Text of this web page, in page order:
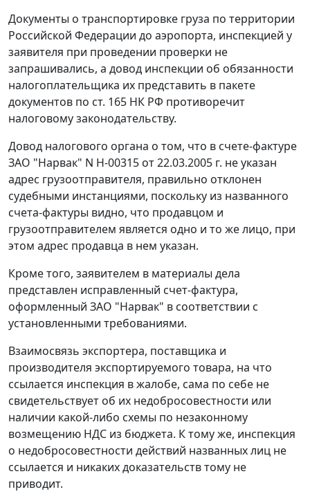
Документы о транспортировке груза по территории
Российской Федерации до аэропорта, инспекцией у
заявителя при проведении проверки не
запрашивались, а довод инспекции об обязанности
налогоплательщика их представить в пакете
документов по ст. 165 НК РФ противоречит
налоговому законодательству.
Довод налогового органа о том, что в счете-фактуре
ЗАО "Нарвак" N Н-00315 от 22.03.2005 г. не указан
адрес грузоотправителя, правильно отклонен
судебными инстанциями, поскольку из названного
счета-фактуры видно, что продавцом и
грузоотправителем является одно и то же лицо, при
этом адрес продавца в нем указан.
Кроме того, заявителем в материалы дела
представлен исправленный счет-фактура,
оформленный ЗАО "Нарвак" в соответствии с
установленными требованиями.
Взаимосвязь экспортера, поставщика и
производителя экспортируемого товара, на что
ссылается инспекция в жалобе, сама по себе не
свидетельствует об их недобросовестности или
наличии какой-либо схемы по незаконному
возмещению НДС из бюджета. К тому же, инспекция
о недобросовестности действий названных лиц не
ссылается и никаких доказательств тому не
приводит.